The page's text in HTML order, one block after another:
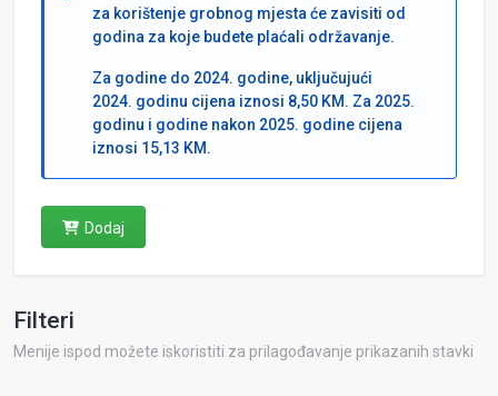
za korištenje grobnog mjesta će zavisiti od
godina za koje budete plaćali održavanje.
Za godine do 2024. godine, uključujući
2024. godinu cijena iznosi 8,50 KM. Za 2025.
godinu i godine nakon 2025. godine cijena
iznosi 15,13 KM.
Dodaj
Filteri
Menije ispod možete iskoristiti za prilagođavanje prikazanih stavki